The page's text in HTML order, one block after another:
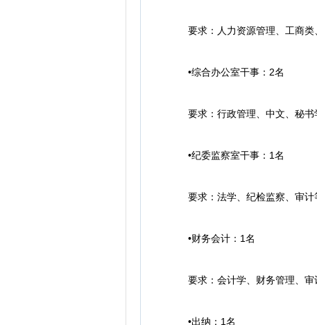
要求：人力资源管理、工商类
•综合办公室干事：2名
要求：行政管理、中文、秘书
•纪委监察室干事：1名
要求：法学、纪检监察、审计
•财务会计：1名
要求：会计学、财务管理、审
•出纳：1名